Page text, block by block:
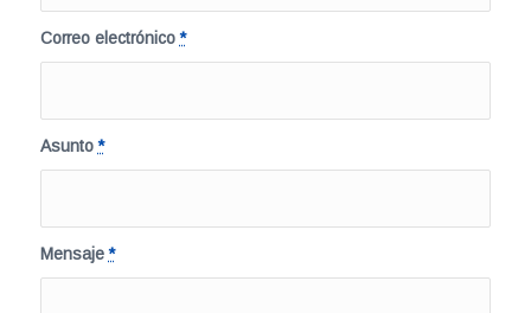
Correo electrónico*
Asunto*
Mensaje*